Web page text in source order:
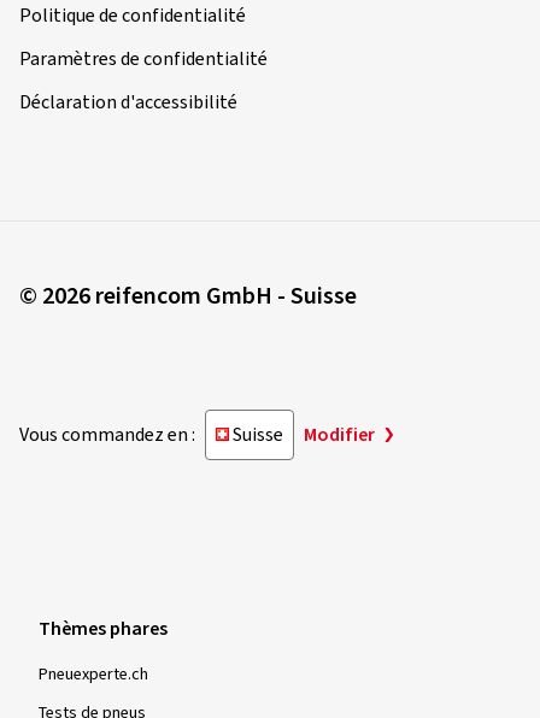
Politique de confidentialité
Paramètres de confidentialité
Déclaration d'accessibilité
© 2026 reifencom GmbH - Suisse
Vous commandez en : Suisse Modifier
Thèmes phares
Pneuexperte.ch
Tests de pneus